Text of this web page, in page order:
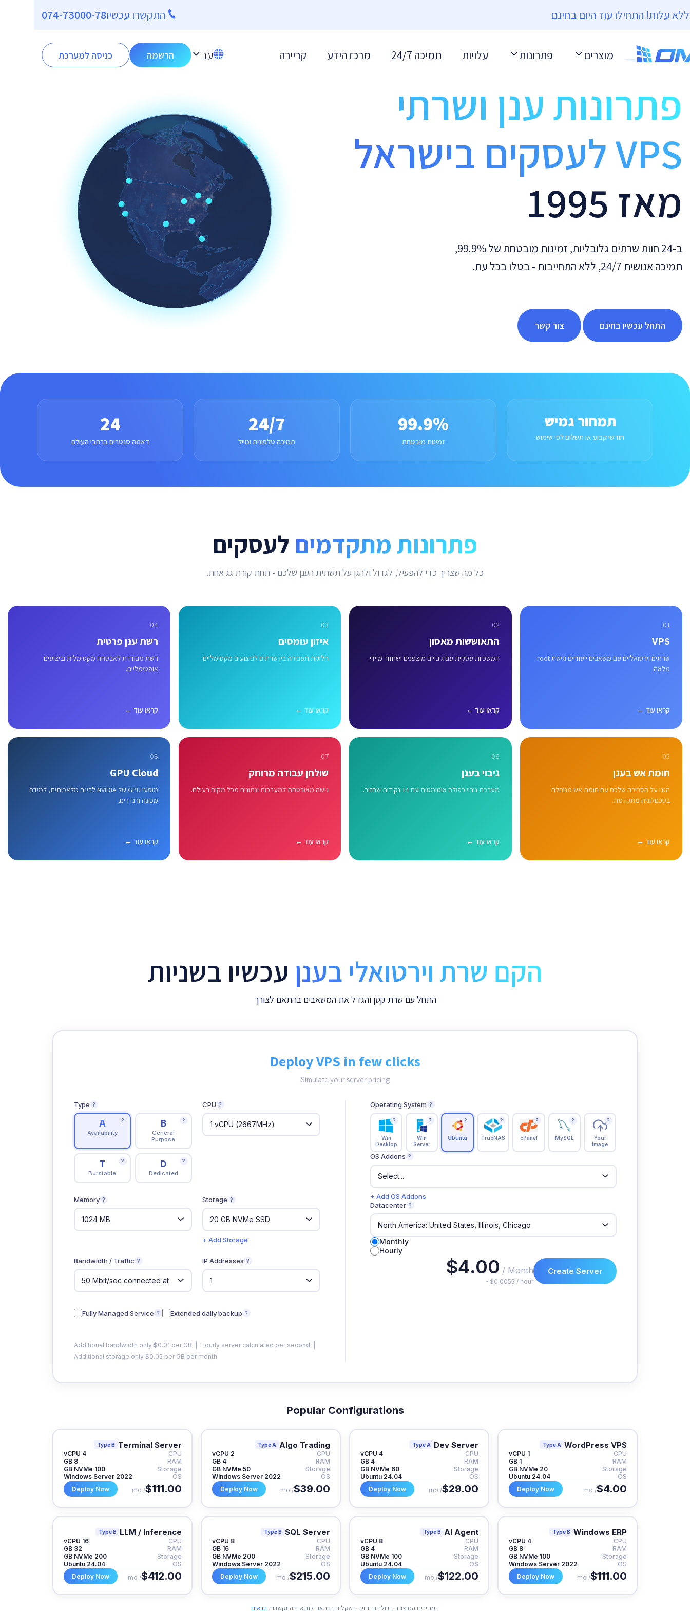
התקשרו עכשיו074-73000-78
מוצרים פתרונות עלויות תמיכה 24/7 מרכז הידע קריירה עב הרשמה כניסה למערכת
פתרונות ענן ושרתי
VPS לעסקים בישראל
מאז 1995
ב-24 חוות שרתים גלובליות, זמינות מובטחת של 99.9%,
תמיכה אנושית 24/7, ללא התחייבות - בטלו בכל עת.
התחל עכשיו בחינם צור קשר
תמחור גמיש
חודשי קבוע או תשלום לפי שימוש
99.9%
זמינות מובטחת
24/7
תמיכה טלפונית ומייל
24
דאטה סנטרים ברחבי העולם
פתרונות מתקדמים לעסקים
כל מה שצריך כדי להפעיל, לגדול ולהגן על תשתית הענן שלכם - תחת קורת גג אחת.
01
VPS
שרתים וירטואליים עם משאבים ייעודיים וגישת root
מלאה.
קראו עוד ←
02
התאוששות מאסון
המשכיות עסקית עם גיבויים מוצפנים ושחזור מיידי.
קראו עוד ←
03
איזון עומסים
חלוקת תעבורה בין שרתים לביצועים מקסימליים.
קראו עוד ←
04
רשת ענן פרטית
רשת מבודדת לאבטחה מקסימלית וביצועים
אופטימליים.
קראו עוד ←
05
חומת אש בענן
הגנו על הסביבה שלכם עם חומת אש מנוהלת
בטכנולוגיה מתקדמת.
קראו עוד ←
06
גיבוי בענן
מערכת גיבוי כפולה אוטומטית עם 14 נקודות שחזור.
קראו עוד ←
07
שולחן עבודה מרוחק
גישה מאובטחת למערכות ונתונים מכל מקום בעולם.
קראו עוד ←
08
GPU Cloud
מופעי GPU של NVIDIA לבינה מלאכותית, למידת
מכונה ורנדרינג.
קראו עוד ←
הקם שרת וירטואלי בענן עכשיו בשניות
התחל עם שרת קטן והגדל את המשאבים בהתאם לצורך
Deploy VPS in few clicks
Simulate your server pricing
Type ?
A
Availability
? B
General
Purpose
?
T
Burstable
? D
Dedicated
?
CPU ?
Memory ? Storage ?
+ Add Storage
Bandwidth / Traffic ? IP Addresses ?
Fully Managed Service ? Extended daily backup ?
Additional bandwidth only $0.01 per GB | Hourly server calculated per second |
Additional storage only $0.05 per GB per month
Operating System ?
Win
Desktop
?
Win
Server
?
Ubuntu
?
TrueNAS
?
cPanel
?
MySQL
?
Your
Image
?
OS Addons ?
+ Add OS Addons
Datacenter ?
Monthly
Hourly
$4.00 / Month
~$0.0055 / hour
Create Server
Popular Configurations
WordPress VPS
Type A
CPU
1 vCPU
RAM
1 GB
Storage
20 GB NVMe
OS
Ubuntu 24.04
$4.00
/ mo
Deploy Now
Dev Server
Type A
CPU
4 vCPU
RAM
4 GB
Storage
60 GB NVMe
OS
Ubuntu 24.04
$29.00
/ mo
Deploy Now
Algo Trading
Type A
CPU
2 vCPU
RAM
4 GB
Storage
50 GB NVMe
OS
Windows Server 2022
$39.00
/ mo
Deploy Now
Terminal Server
Type B
CPU
4 vCPU
RAM
8 GB
Storage
100 GB NVMe
OS
Windows Server 2022
$111.00
/ mo
Deploy Now
Windows ERP
Type B
CPU
4 vCPU
RAM
8 GB
Storage
100 GB NVMe
OS
Windows Server 2022
$111.00
/ mo
Deploy Now
AI Agent
Type B
CPU
8 vCPU
RAM
4 GB
Storage
100 GB NVMe
OS
Ubuntu 24.04
$122.00
/ mo
Deploy Now
SQL Server
Type B
CPU
8 vCPU
RAM
16 GB
Storage
200 GB NVMe
OS
Windows Server 2022
$215.00
/ mo
Deploy Now
LLM / Inference
Type B
CPU
16 vCPU
RAM
32 GB
Storage
200 GB NVMe
OS
Ubuntu 24.04
$412.00
/ mo
Deploy Now
המחירים המוצגים בדולרים יחויבו בשקלים בהתאם לתנאי ההתקשרות הבאים